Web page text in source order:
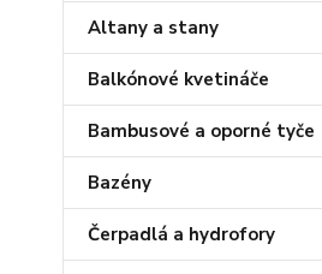
Altany a stany
Balkónové kvetináče
Bambusové a oporné tyče
Bazény
Čerpadlá a hydrofory